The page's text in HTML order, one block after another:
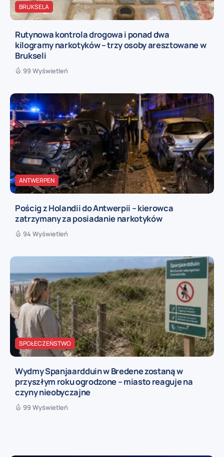
BRUKSELA
Rutynowa kontrola drogowa i ponad dwa
kilogramy narkotyków – trzy osoby aresztowane w
Brukseli
99 Wyświetleń
ANTWERPEN
Pościg z Holandii do Antwerpii – kierowca
zatrzymany za posiadanie narkotyków
94 Wyświetleń
SPOŁECZEŃSTWO
Wydmy Spanjaardduin w Bredene zostaną w
przyszłym roku ogrodzone – miasto reaguje na
czyny nieobyczajne
99 Wyświetleń